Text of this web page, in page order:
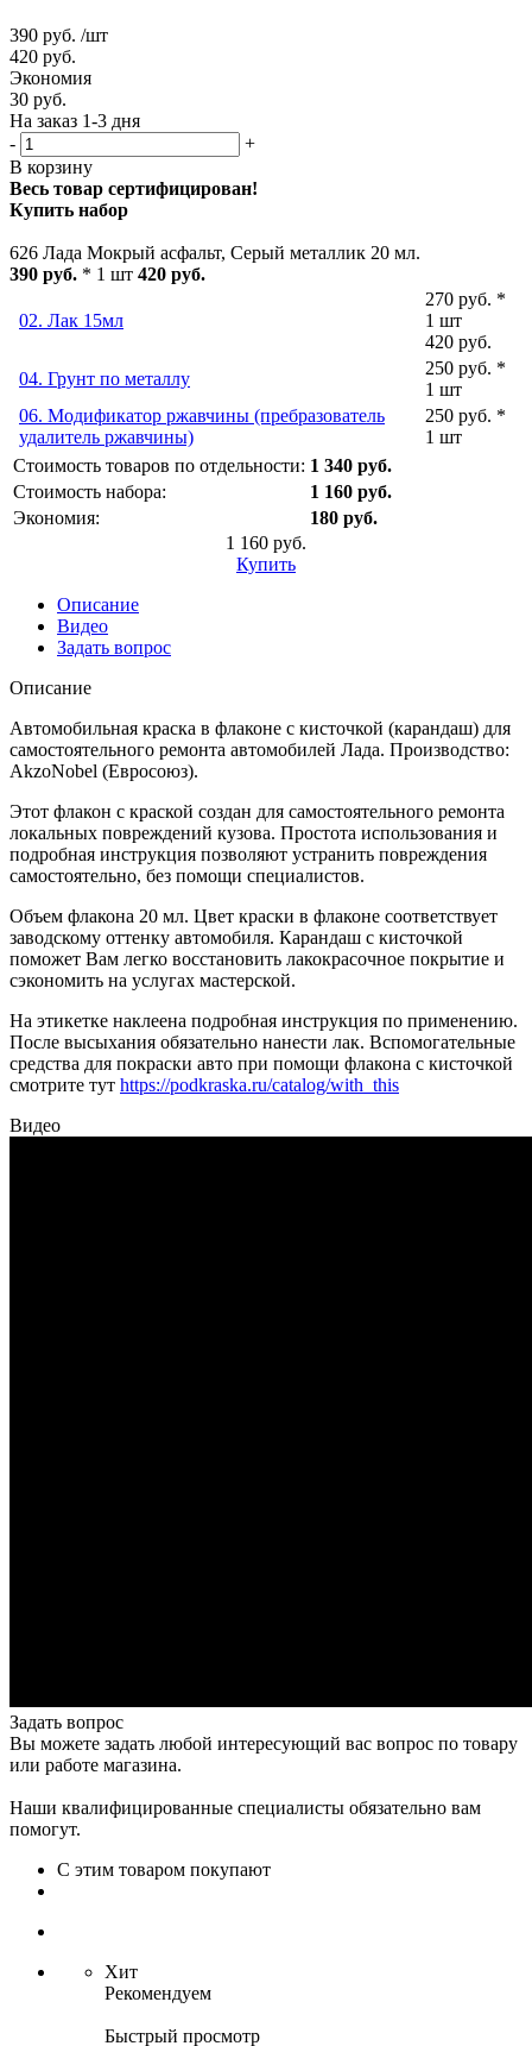
390 руб. /шт
420 руб.
Экономия
30 руб.
На заказ 1-3 дня
-
+
В корзину
Весь товар сертифицирован!
Купить набор
626 Лада Мокрый асфальт, Серый металлик 20 мл.
390 руб. * 1 шт 420 руб.
02. Лак 15мл
270 руб. *
1 шт
420 руб.
04. Грунт по металлу
250 руб. *
1 шт
06. Модификатор ржавчины (пребразователь
удалитель ржавчины)
250 руб. *
1 шт
Стоимость товаров по отдельности: 1 340 руб.
Стоимость набора:
1 160 руб.
Экономия:
180 руб.
1 160 руб.
Купить
Описание
Видео
Задать вопрос
Описание
Автомобильная краска в флаконе с кисточкой (карандаш) для
самостоятельного ремонта автомобилей Лада. Производство:
AkzoNobel (Евросоюз).
Этот флакон с краской создан для самостоятельного ремонта
локальных повреждений кузова. Простота использования и
подробная инструкция позволяют устранить повреждения
самостоятельно, без помощи специалистов.
Объем флакона 20 мл. Цвет краски в флаконе соответствует
заводскому оттенку автомобиля. Карандаш с кисточкой
поможет Вам легко восстановить лакокрасочное покрытие и
сэкономить на услугах мастерской.
На этикетке наклеена подробная инструкция по применению.
После высыхания обязательно нанести лак. Вспомогательные
средства для покраски авто при помощи флакона с кисточкой
смотрите тут https://podkraska.ru/catalog/with_this
Видео
Задать вопрос
Вы можете задать любой интересующий вас вопрос по товару
или работе магазина.
Наши квалифицированные специалисты обязательно вам
помогут.
С этим товаром покупают
Хит
Рекомендуем
Быстрый просмотр